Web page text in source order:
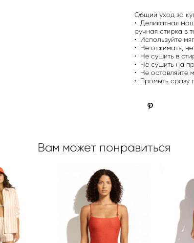
Общий уход за
• Деликатная
ручная стирка в
• Используйте
• Не отжимать,
• Не сушить в
• Не сушить на
• Не оставляйте
• Промыть сразу
Вам может понравиться